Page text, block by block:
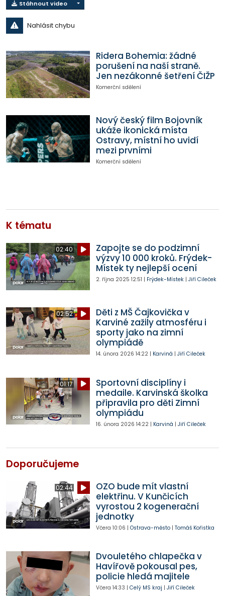
Stáhnout video
Nahlásit chybu
Ridera Bohemia: žádné
porušení na naší straně.
Jen nezákonné šetření ČIŽP
Komerční sdělení
Nový český film Bojovník
ukáže ikonická místa
Ostravy, místní ho uvidí
mezi prvními
Komerční sdělení
K tématu
02:40
Zapojte se do podzimní
výzvy 10 000 kroků. Frýdek-
Místek ty nejlepší ocení
2. října 2025 12:51 | Frýdek-Místek| Jiří Cileček
02:52
Děti z MŠ Čajkovička v
Karviné zažily atmosféru i
sporty jako na zimní
olympiádě
14. února 2026 14:22| Karviná | Jiří Cileček
01:17
Sportovní disciplíny i
medaile. Karvinská školka
připravila pro děti Zimní
olympiádu
16. února 2026 14:22| Karviná | Jiří Cileček
Doporučujeme
02:44
OZO bude mít vlastní
elektřinu. V Kunčicích
vyrostou 2 kogenerační
jednotky
Včera 10:06 | Ostrava-město| Tomáš Kořistka
Dvouletého chlapečka v
Havířově pokousal pes,
policie hledá majitele
Včera 14:33 | Celý MS kraj | Jiří Cileček